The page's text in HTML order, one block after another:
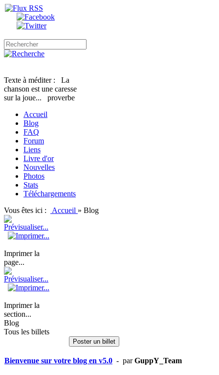
Texte à méditer :
La
chanson est une caresse
sur la joue... proverbe
Accueil
Blog
FAQ
Forum
Liens
Livre d'or
Nouvelles
Photos
Stats
Téléchargements
Vous êtes ici :
Accueil » Blog
Imprimer la
page...
Imprimer la
section...
Blog
Tous les billets
Poster un billet
Bienvenue sur votre blog en v5.0 - parGuppY_Team